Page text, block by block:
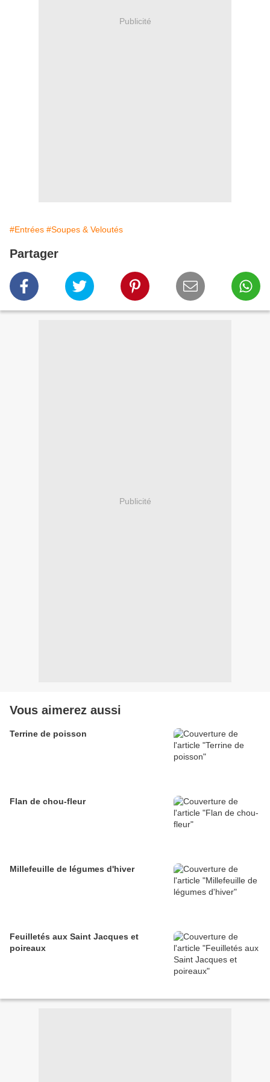
Publicité
#Entrées #Soupes & Veloutés
Partager
Publicité
Vous aimerez aussi
Terrine de poisson
Flan de chou-fleur
Millefeuille de légumes d'hiver
Feuilletés aux Saint Jacques et
poireaux